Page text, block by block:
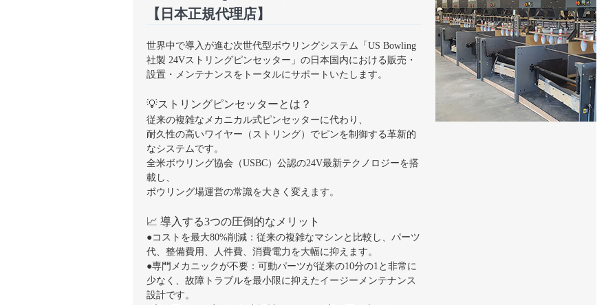
【日本正規代理店】
世界中で導入が進む次世代型ボウリングシステム「US Bowling
社製 24Vストリングピンセッター」の日本国内における販売・
設置・メンテナンスをトータルにサポートいたします。
💡ストリングピンセッターとは？
従来の複雑なメカニカル式ピンセッターに代わり、
耐久性の高いワイヤー（ストリング）でピンを制御する革新的
なシステムです。
全米ボウリング協会（USBC）公認の24V最新テクノロジーを搭
載し、
ボウリング場運営の常識を大きく変えます。
📈 導入する3つの圧倒的なメリット
●コストを最大80%削減：従来の複雑なマシンと比較し、パーツ
代、整備費用、人件費、消費電力を大幅に抑えます。
●専門メカニックが不要：可動パーツが従来の10分の1と非常に
少なく、故障トラブルを最小限に抑えたイージーメンテナンス
設計です。